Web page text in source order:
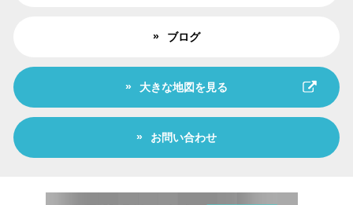
ブログ
大きな地図を見る
お問い合わせ